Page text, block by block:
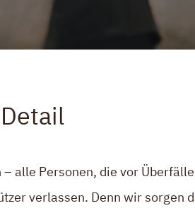
alle Personen, die vor
verlassen. Denn wir sorgen